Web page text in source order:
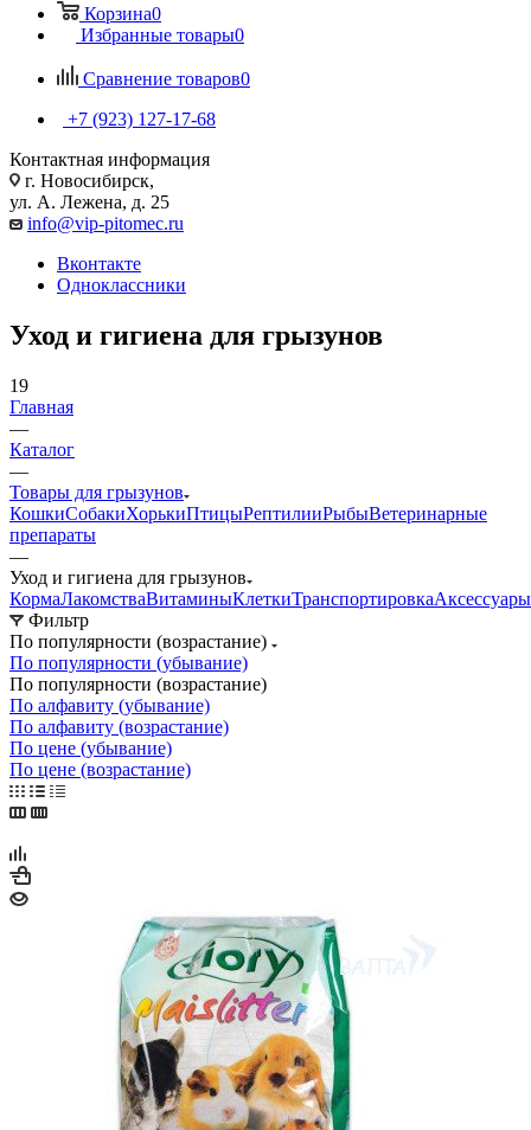
Корзина0
Избранные товары0
Сравнение товаров0
+7 (923) 127-17-68
Контактная информация
г. Новосибирск,
ул. А. Лежена, д. 25
info@vip-pitomec.ru
Вконтакте
Одноклассники
Уход и гигиена для грызунов
19
Главная
—
Каталог
—
Товары для грызунов
КошкиСобакиХорькиПтицыРептилииРыбыВетеринарные
препараты
—
Уход и гигиена для грызунов
КормаЛакомстваВитаминыКлеткиТранспортировкаАксессуары
Фильтр
По популярности (возрастание)
По популярности (убывание)
По популярности (возрастание)
По алфавиту (убывание)
По алфавиту (возрастание)
По цене (убывание)
По цене (возрастание)